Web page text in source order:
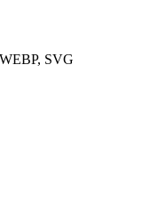
SVG